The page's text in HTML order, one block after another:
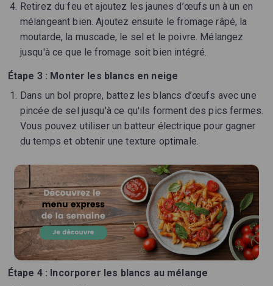
Retirez du feu et ajoutez les jaunes d’œufs un à un en
mélangeant bien. Ajoutez ensuite le fromage râpé, la
moutarde, la muscade, le sel et le poivre. Mélangez
jusqu'à ce que le fromage soit bien intégré.
Étape 3 : Monter les blancs en neige
Dans un bol propre, battez les blancs d’œufs avec une
pincée de sel jusqu'à ce qu'ils forment des pics fermes.
Vous pouvez utiliser un batteur électrique pour gagner
du temps et obtenir une texture optimale.
Étape 4 : Incorporer les blancs au mélange